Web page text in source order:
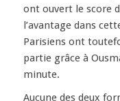
ont ouvert le score
l’avantage dans
Parisiens ont
partie grâce à
minute.
Aucune des deux